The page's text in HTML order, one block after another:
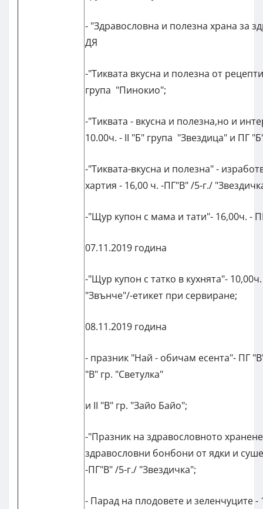
- "Здравословна и полезна храна за
ДЯ
-"Тиквата вкусна и полезна от
група "Пинокио";
-"Тиквата - вкусна и полезна,но и
10.00ч. - II "Б" група "Звездица" и ПГ
-"Тиквата-вкусна и полезна" -
хартия - 16,00 ч. -ПГ"В" /5-г./
-"Щур купон с мама и тати"- 16,00ч. -
07.11.2019 година
-"Щур купон с татко в кухнята"-
"Звънче"/-етикет при сервиране;
08.11.2019 година
- празник "Най - обичам есента"- ПГ
"В" гр. "Светулка"
и II "В" гр. "Зайо Байо";
-"Празник на здравословното
здравословни бонбони от ядки и
-ПГ"В" /5-г./ "Звездичка";
- Парад на плодовете и зеленчуците -